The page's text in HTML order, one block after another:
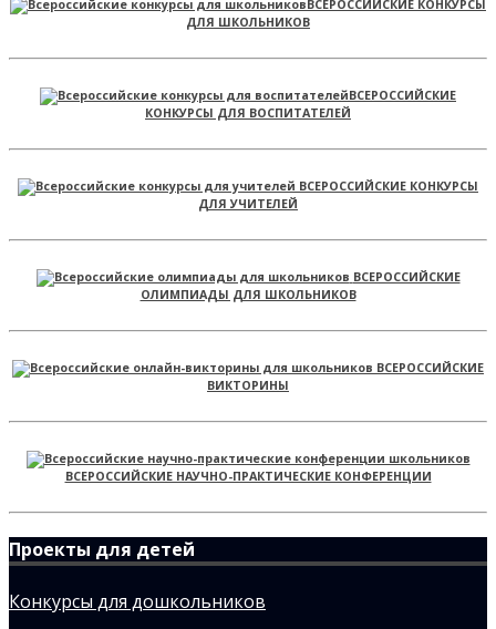
ВСЕРОССИЙСКИЕ КОНКУРСЫ
ДЛЯ ШКОЛЬНИКОВ
ВСЕРОССИЙСКИЕ
КОНКУРСЫ ДЛЯ ВОСПИТАТЕЛЕЙ
ВСЕРОССИЙСКИЕ КОНКУРСЫ
ДЛЯ УЧИТЕЛЕЙ
ВСЕРОССИЙСКИЕ
ОЛИМПИАДЫ ДЛЯ ШКОЛЬНИКОВ
ВСЕРОССИЙСКИЕ
ВИКТОРИНЫ
ВСЕРОССИЙСКИЕ НАУЧНО-ПРАКТИЧЕСКИЕ КОНФЕРЕНЦИИ
Проекты для детей
Конкурсы для дошкольников